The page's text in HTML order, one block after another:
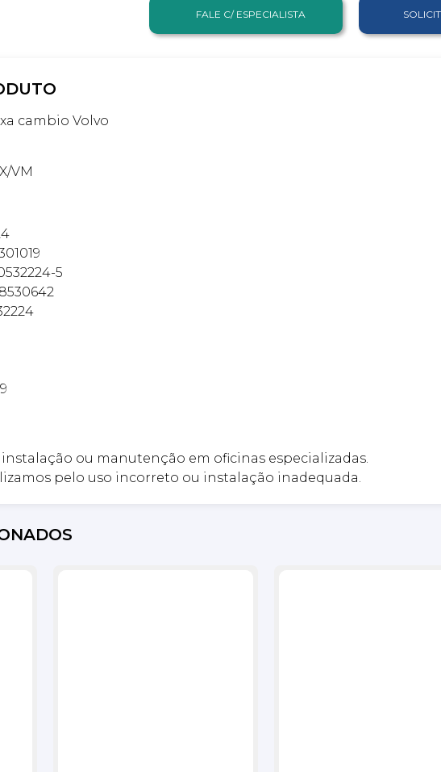
FALE C/ ESPECIALISTA
cambio Volvo
VM
5
ou manutenção em oficinas especializadas.
pelo uso incorreto ou instalação inadequada.